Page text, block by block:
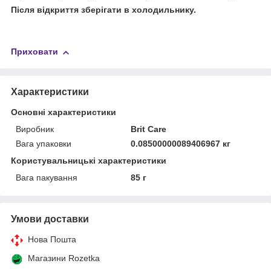
Після відкриття зберігати в холодильнику.
Приховати
Характеристики
Основні характеристики
Виробник
Brit Care
Вага упаковки
0.08500000089406967 кг
Користувальницькі характеристики
Вага пакування
85 г
Умови доставки
Нова Пошта
Магазини Rozetka